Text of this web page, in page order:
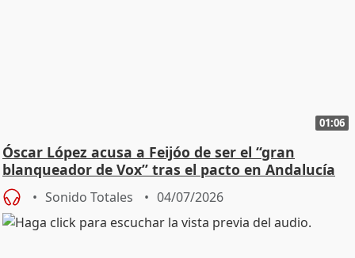
01:06
Óscar López acusa a Feijóo de ser el “gran
blanqueador de Vox” tras el pacto en Andalucía
Sonido Totales 04/07/2026